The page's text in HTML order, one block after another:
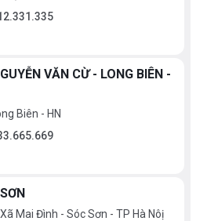
VĂN CỪ - LONG BIÊN -
Biên - HN
Mai Đình - Sóc Sơn - TP Hà Nôị